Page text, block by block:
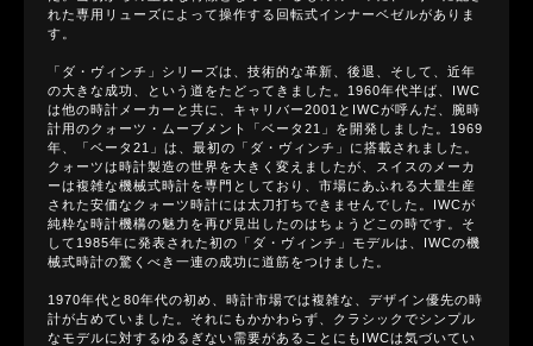
れた専用リューズによって操作する回転式インナーベゼルがありま
す。
「ダ・ヴィンチ」シリーズは、技術的な革新、後退、そして、近年
の大きな成功、という道をたどってきました。1960年代半ば、IWC
は他の時計メーカーと共に、キャリバー2001とIWCが呼んだ、腕時
計用のクォーツ・ムーブメント「ベータ21」を開発しました。1969
年、「ベータ21」は、最初の「ダ・ヴィンチ」に搭載されました。
クォーツは時計製造の世界を大きく変えましたが、スイスのメーカ
ーは複雑な機械式時計を専門としており、市場にあふれる大量生産
された安価なクォーツ時計には太刀打ちできませんでした。IWCが
純粋な時計機構の魅力を再び見出したのはちょうどこの時です。そ
して1985年に発表された初の「ダ・ヴィンチ」モデルは、IWCの機
械式時計の驚くべき一連の成功に道筋をつけました。
1970年代と80年代の初め、時計市場では複雑な、デザイン優先の時
計が占めていました。それにもかかわらず、クラシックでシンプル
なモデルに対するゆるぎない需要があることにもIWCは気づいてい